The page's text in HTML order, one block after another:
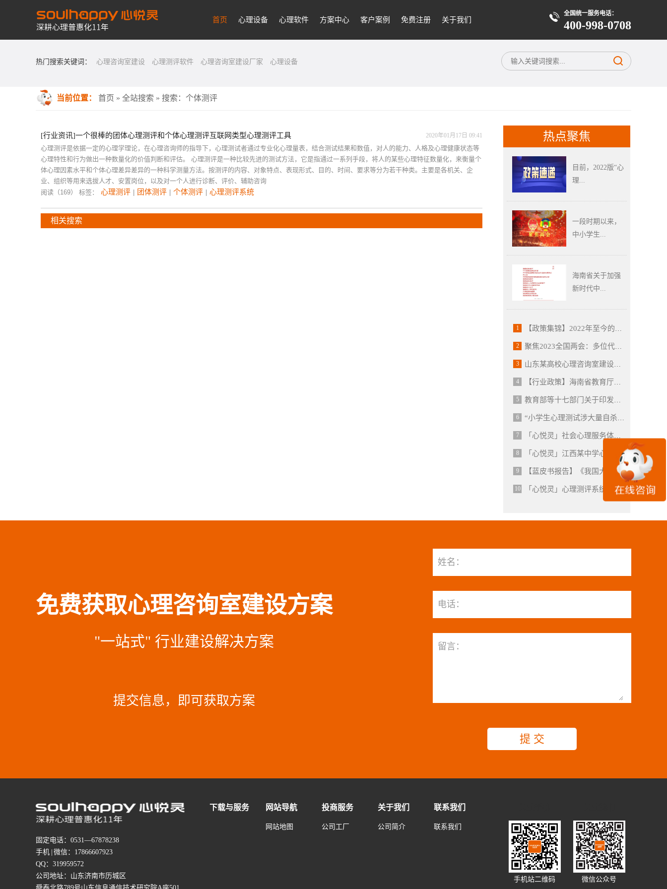
首页 心理设备 心理软件 方案中心 客户案例 免费注册 关于我们
全国统一服务电话：
400-998-0708
热门搜索关键词： 心理咨询室建设 心理测评软件 心理咨询室建设厂家 心理设备
当前位置： 首页 » 全站搜索 » 搜索：个体测评
[行业资讯]一个很棒的团体心理测评和个体心理测评互联网类型心理测评工具 2020年01月17日 09:41
心理测评是依据一定的心理学理论，在心理咨询师的指导下，心理测试者通过专业化心理量表，结合测试结果和数值，对人的能力、人格及心理健康状态等
心理特性和行为做出一种数量化的价值判断和评估。 心理测评是一种比较先进的测试方法，它是指通过一系列手段，将人的某些心理特征数量化，来衡量个
体心理因素水平和个体心理差异差异的一种科学测量方法。按测评的内容、对象特点、表现形式、目的、时间、要求等分为若干种类。主要是各机关、企
业、组织等用来选拔人才、安置岗位，以及对一个人进行诊断、评价、辅助咨询
阅读（169） 标签： 心理测评 团体测评 个体测评 心理测评系统
相关搜索
热点聚焦
目前，2022版“心
理...
一段时期以来，
中小学生...
海南省关于加强
新时代中...
1 【政策集锦】2022年至今的最新心理健康相关政策资讯汇总（保存收藏）
2 聚焦2023全国两会：多位代表委员建言献策 关注青少年心理健康问题
3 山东某高校心理咨询室建设成功案例和心理产品配备
4 【行业政策】海南省教育厅等十三部门关于印发《海南省关于加强新时代中小学心理健康教育工作的实施意见》的通知
5 教育部等十七部门关于印发《全面加强和改进新时代学生心理健康工作专项行动计划（2023—2025 年）》的通知
6 “小学生心理测试涉大量自杀内容”冲上热搜，科学测评离我们有多远？
7 「心悦灵」社会心理服务体系建设和心理咨询室建设方案内容介绍
8 「心悦灵」江西某中学心理辅导中心建设方案和心理咨询室产品配备
9 【蓝皮书报告】《我国大学生心理健康状况调查报告》
10 「心悦灵」心理测评系统,心理测评软件介绍
免费获取心理咨询室建设方案
"一站式" 行业建设解决方案
提交信息，即可获取方案
姓名：
电话：
留言：
固定电话：0531—67878238
手机 | 微信：17866607923
QQ：319959572
公司地址：山东济南市历城区
下载与服务 网站导航
网站地图
投商服务
公司工厂
关于我们
公司简介
联系我们
联系我们
微信公众号
手机站二维码